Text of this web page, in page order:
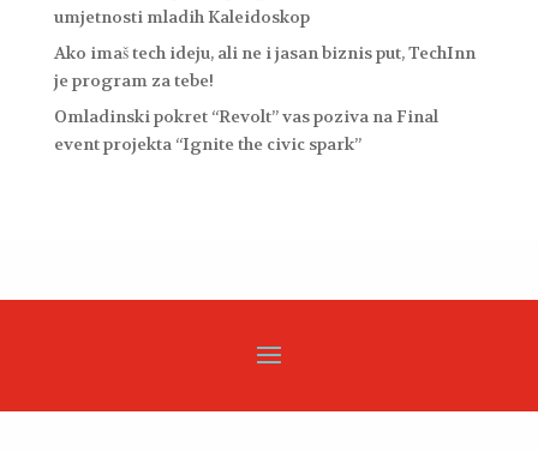
umjetnosti mladih Kaleidoskop
Ako imaš tech ideju, ali ne i jasan biznis put, TechInn
je program za tebe!
Omladinski pokret “Revolt” vas poziva na Final
event projekta “Ignite the civic spark”